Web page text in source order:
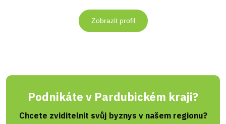
Zobrazit profil
Podnikáte v Pardubickém kraji?
Chcete zviditelnit svůj byznys v našem regionu?